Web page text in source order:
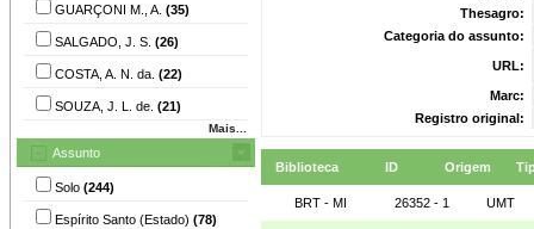
GUARÇONI M., A. (35)
SALGADO, J. S. (26)
COSTA, A. N. da. (22)
SOUZA, J. L. de. (21)
Mais...
Assunto
Solo (244)
Espírito Santo (Estado) (78)
Thesagro:
Categoria do assunto:
URL:
Marc:
Registro original:
Biblioteca ID Origem
BRT - MI 26352 - 1 UMT